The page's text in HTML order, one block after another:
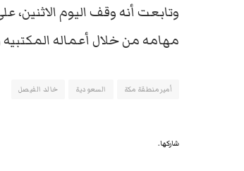
وتابعت أنه وقف اليوم
مهامه من خلال أعماله المكتبيه
أمير منطقة مكة السعودية خالد الفيصل
شاركها.